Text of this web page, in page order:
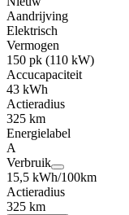
Aandrijving
Elektrisch
Vermogen
150 pk (110 kW)
Accucapaciteit
43 kWh
Actieradius
325 km
Energielabel
A
Verbruik
15,5 kWh/100km
Actieradius
325 km